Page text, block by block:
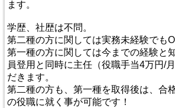
ます。
学歴、社歴は不問。
第二種の方に関しては実務未経験でも
第一種の方に関しては今までの経験と
員登用と同時に主任（役職手当4万円/
だきます。
第二種の方も、第一種を取得後は、合
の役職に就く事が可能です！